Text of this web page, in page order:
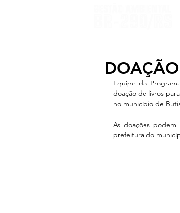
Equipe do
doação de livros
no município de
As doações
prefeitura do